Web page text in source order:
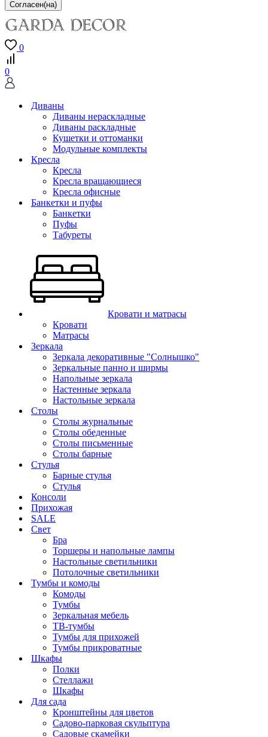
0
0
Диваны
Диваны нераскладные
Диваны раскладные
Кушетки и оттоманки
Модульные комплекты
Кресла
Кресла
Кресла вращающиеся
Кресла офисные
Банкетки и пуфы
Банкетки
Пуфы
Табуреты
Кровати и матрасы
Кровати
Матрасы
Зеркала
Зеркала декоративные "Солнышко"
Зеркальные панно и ширмы
Напольные зеркала
Настенные зеркала
Настольные зеркала
Столы
Столы журнальные
Столы обеденные
Столы письменные
Столы барные
Стулья
Барные стулья
Стулья
Консоли
Прихожая
SALE
Свет
Бра
Торшеры и напольные лампы
Настольные светильники
Потолочные светильники
Тумбы и комоды
Комоды
Тумбы
Зеркальная мебель
ТВ-тумбы
Тумбы для прихожей
Тумбы прикроватные
Шкафы
Полки
Стеллажи
Шкафы
Для сада
Кронштейны для цветов
Садово-парковая скульптура
Садовые скамейки